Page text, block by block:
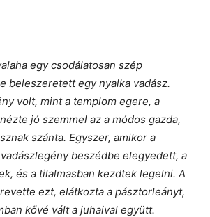
egy csodálatosan szép
beleszeretett egy nyalka vadász.
volt, mint a templom egere, a
jó szemmel az a módos gazda,
szánta. Egyszer, amikor a
beszédbe elegyedett, a
és a tilalmasban kezdtek legelni. A
ezt, elátkozta a pásztorleányt,
kővé vált a juhaival együtt.